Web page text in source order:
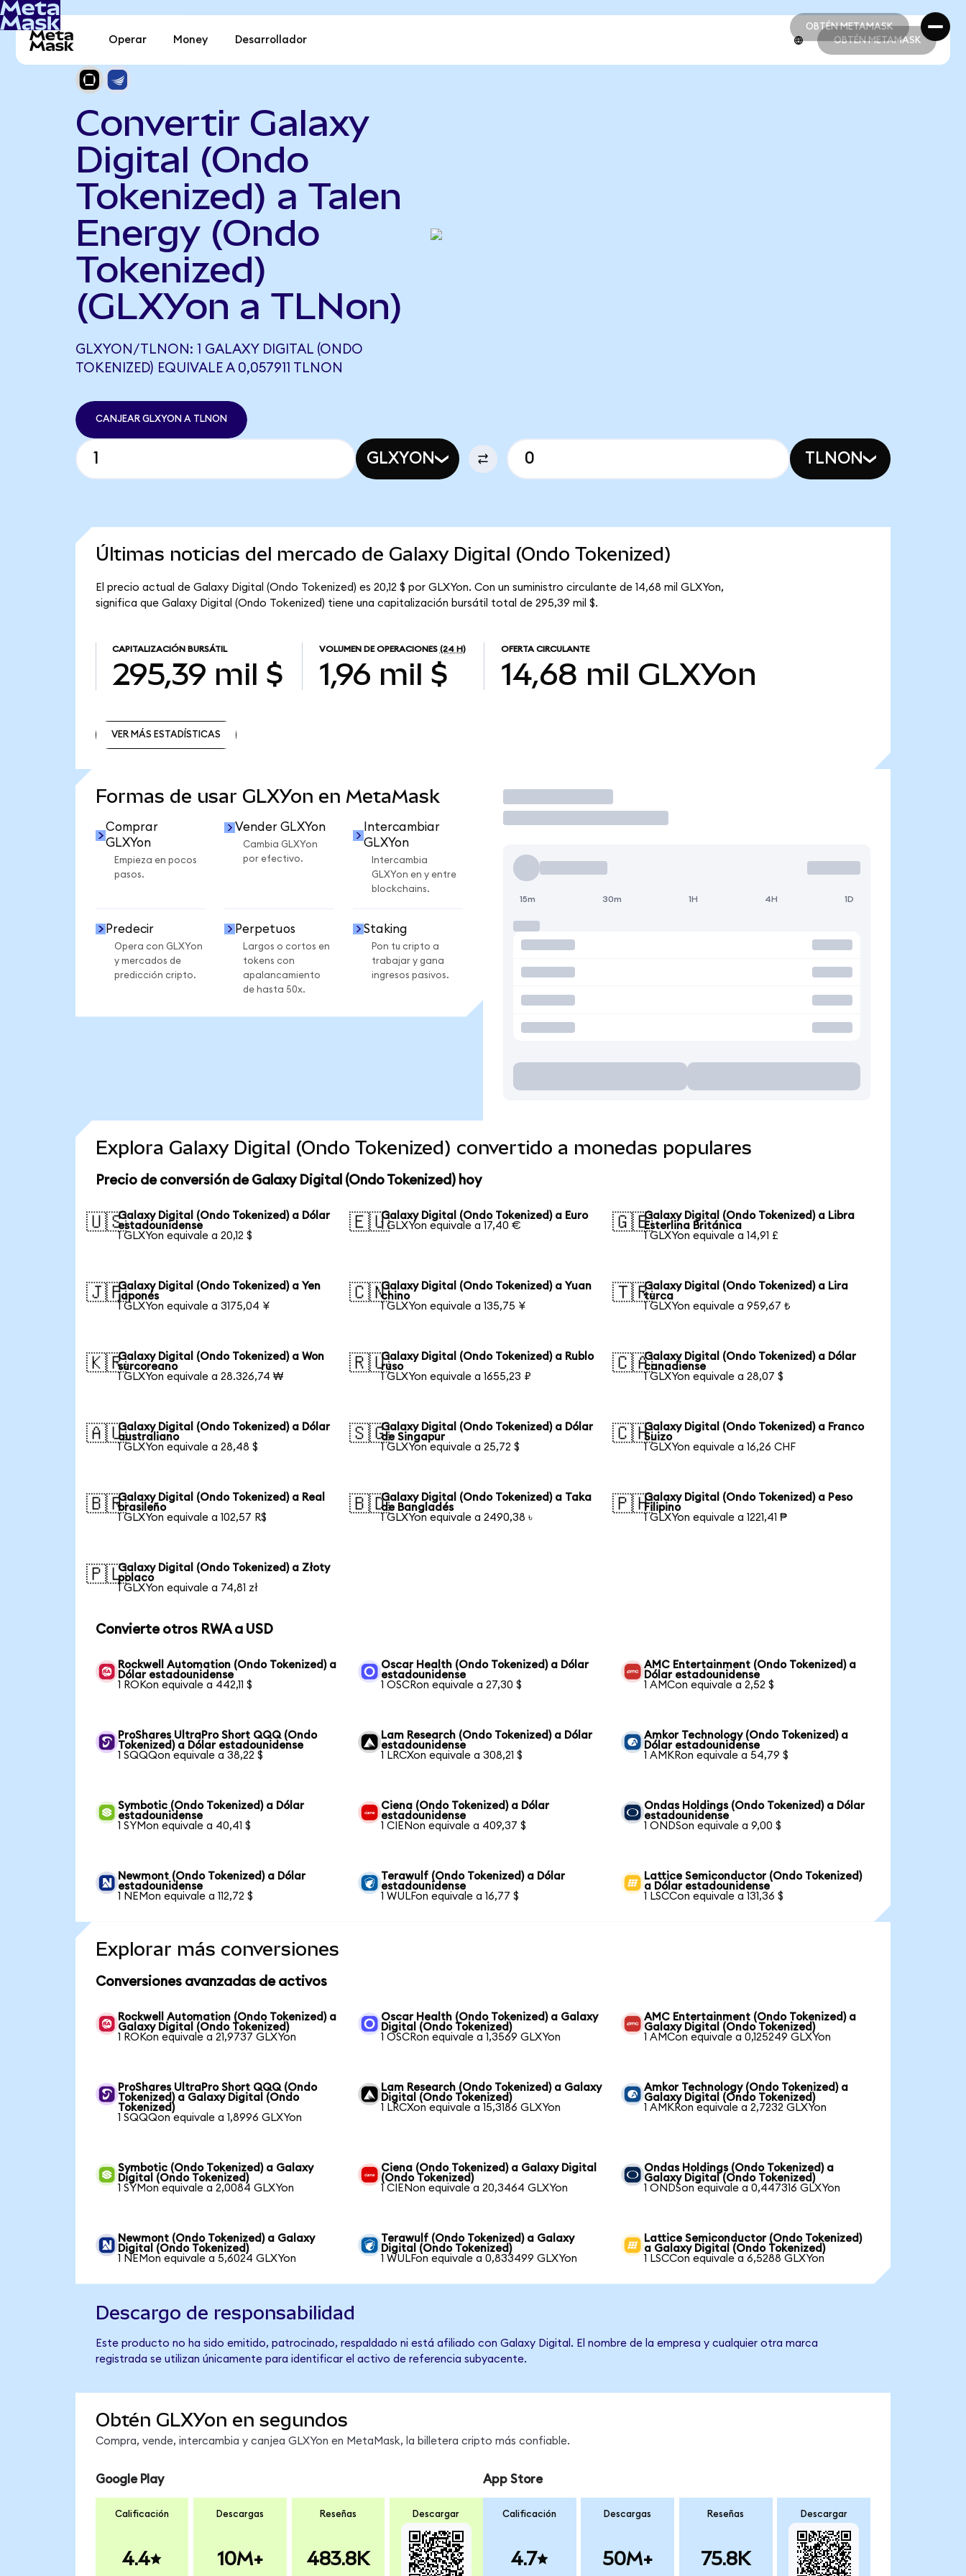
OBTÉN METAMASK
OBTÉN METAMASK
Operar Money Desarrollador OBTÉN METAMASK
Convertir Galaxy
Digital (Ondo
Tokenized) a Talen
Energy (Ondo
Tokenized)
(GLXYon a TLNon)
GLXYON/TLNON: 1 GALAXY DIGITAL (ONDO
TOKENIZED) EQUIVALE A 0,057911 TLNON
CANJEAR GLXYON A TLNON
GLXYON TLNON
Últimas noticias del mercado de Galaxy Digital (Ondo Tokenized)
El precio actual de Galaxy Digital (Ondo Tokenized) es 20,12 $ por GLXYon. Con un suministro circulante de 14,68 mil GLXYon,
significa que Galaxy Digital (Ondo Tokenized) tiene una capitalización bursátil total de 295,39 mil $.
CAPITALIZACIÓN BURSÁTIL
295,39 mil $
VOLUMEN DE OPERACIONES (24 H)
1,96 mil $
OFERTA CIRCULANTE
14,68 mil GLXYon
VER MÁS ESTADÍSTICAS
Formas de usar GLXYon en MetaMask
Comprar
GLXYon
Empieza en pocos
pasos.
Vender GLXYon
Cambia GLXYon
por efectivo.
Intercambiar
GLXYon
Intercambia
GLXYon en y entre
blockchains.
Predecir
Opera con GLXYon
y mercados de
predicción cripto.
Perpetuos
Largos o cortos en
tokens con
apalancamiento
de hasta 50x.
Staking
Pon tu cripto a
trabajar y gana
ingresos pasivos.
Operar
15m 30m 1H 4H 1D
Explora Galaxy Digital (Ondo Tokenized) convertido a monedas populares
Precio de conversión de Galaxy Digital (Ondo Tokenized) hoy
🇺🇸Galaxy Digital (Ondo Tokenized) a Dólar
estadounidense
1 GLXYon equivale a 20,12 $
🇪🇺Galaxy Digital (Ondo Tokenized) a Euro
1 GLXYon equivale a 17,40 €
🇬🇧Galaxy Digital (Ondo Tokenized) a Libra
Esterlina Británica
1 GLXYon equivale a 14,91 £
🇯🇵Galaxy Digital (Ondo Tokenized) a Yen
japonés
1 GLXYon equivale a 3175,04 ¥
🇨🇳Galaxy Digital (Ondo Tokenized) a Yuan
chino
1 GLXYon equivale a 135,75 ¥
🇹🇷Galaxy Digital (Ondo Tokenized) a Lira
turca
1 GLXYon equivale a 959,67 ₺
🇰🇷Galaxy Digital (Ondo Tokenized) a Won
surcoreano
1 GLXYon equivale a 28.326,74 ₩
🇷🇺Galaxy Digital (Ondo Tokenized) a Rublo
ruso
1 GLXYon equivale a 1655,23 ₽
🇨🇦Galaxy Digital (Ondo Tokenized) a Dólar
canadiense
1 GLXYon equivale a 28,07 $
🇦🇺Galaxy Digital (Ondo Tokenized) a Dólar
australiano
1 GLXYon equivale a 28,48 $
🇸🇬Galaxy Digital (Ondo Tokenized) a Dólar
de Singapur
1 GLXYon equivale a 25,72 $
🇨🇭Galaxy Digital (Ondo Tokenized) a Franco
Suizo
1 GLXYon equivale a 16,26 CHF
🇧🇷Galaxy Digital (Ondo Tokenized) a Real
brasileño
1 GLXYon equivale a 102,57 R$
🇧🇩Galaxy Digital (Ondo Tokenized) a Taka
de Bangladés
1 GLXYon equivale a 2490,38 ৳
🇵🇭Galaxy Digital (Ondo Tokenized) a Peso
Filipino
1 GLXYon equivale a 1221,41 ₱
🇵🇱Galaxy Digital (Ondo Tokenized) a Złoty
polaco
1 GLXYon equivale a 74,81 zł
Convierte otros RWA a USD
Rockwell Automation (Ondo Tokenized) a
Dólar estadounidense
1 ROKon equivale a 442,11 $
Oscar Health (Ondo Tokenized) a Dólar
estadounidense
1 OSCRon equivale a 27,30 $
AMC Entertainment (Ondo Tokenized) a
Dólar estadounidense
1 AMCon equivale a 2,52 $
ProShares UltraPro Short QQQ (Ondo
Tokenized) a Dólar estadounidense
1 SQQQon equivale a 38,22 $
Lam Research (Ondo Tokenized) a Dólar
estadounidense
1 LRCXon equivale a 308,21 $
Amkor Technology (Ondo Tokenized) a
Dólar estadounidense
1 AMKRon equivale a 54,79 $
Symbotic (Ondo Tokenized) a Dólar
estadounidense
1 SYMon equivale a 40,41 $
Ciena (Ondo Tokenized) a Dólar
estadounidense
1 CIENon equivale a 409,37 $
Ondas Holdings (Ondo Tokenized) a Dólar
estadounidense
1 ONDSon equivale a 9,00 $
Newmont (Ondo Tokenized) a Dólar
estadounidense
1 NEMon equivale a 112,72 $
Terawulf (Ondo Tokenized) a Dólar
estadounidense
1 WULFon equivale a 16,77 $
Lattice Semiconductor (Ondo Tokenized)
a Dólar estadounidense
1 LSCCon equivale a 131,36 $
Explorar más conversiones
Conversiones avanzadas de activos
Rockwell Automation (Ondo Tokenized) a
Galaxy Digital (Ondo Tokenized)
1 ROKon equivale a 21,9737 GLXYon
Oscar Health (Ondo Tokenized) a Galaxy
Digital (Ondo Tokenized)
1 OSCRon equivale a 1,3569 GLXYon
AMC Entertainment (Ondo Tokenized) a
Galaxy Digital (Ondo Tokenized)
1 AMCon equivale a 0,125249 GLXYon
ProShares UltraPro Short QQQ (Ondo
Tokenized) a Galaxy Digital (Ondo
Tokenized)
1 SQQQon equivale a 1,8996 GLXYon
Lam Research (Ondo Tokenized) a Galaxy
Digital (Ondo Tokenized)
1 LRCXon equivale a 15,3186 GLXYon
Amkor Technology (Ondo Tokenized) a
Galaxy Digital (Ondo Tokenized)
1 AMKRon equivale a 2,7232 GLXYon
Symbotic (Ondo Tokenized) a Galaxy
Digital (Ondo Tokenized)
1 SYMon equivale a 2,0084 GLXYon
Ciena (Ondo Tokenized) a Galaxy Digital
(Ondo Tokenized)
1 CIENon equivale a 20,3464 GLXYon
Ondas Holdings (Ondo Tokenized) a
Galaxy Digital (Ondo Tokenized)
1 ONDSon equivale a 0,447316 GLXYon
Newmont (Ondo Tokenized) a Galaxy
Digital (Ondo Tokenized)
1 NEMon equivale a 5,6024 GLXYon
Terawulf (Ondo Tokenized) a Galaxy
Digital (Ondo Tokenized)
1 WULFon equivale a 0,833499 GLXYon
Lattice Semiconductor (Ondo Tokenized)
a Galaxy Digital (Ondo Tokenized)
1 LSCCon equivale a 6,5288 GLXYon
Descargo de responsabilidad
Este producto no ha sido emitido, patrocinado, respaldado ni está afiliado con Galaxy Digital. El nombre de la empresa y cualquier otra marca
registrada se utilizan únicamente para identificar el activo de referencia subyacente.
Obtén GLXYon en segundos
Compra, vende, intercambia y canjea GLXYon en MetaMask, la billetera cripto más confiable.
Google Play
Calificación
4.4
Descargas
10M+
Reseñas
483.8K
Descargar
App Store
Calificación
4.7
Descargas
50M+
Reseñas
75.8K
Descargar